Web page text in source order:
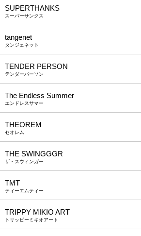
SUPERTHANKS
スーパーサンクス
tangenet
タンジェネット
TENDER PERSON
テンダーパーソン
The Endless Summer
エンドレスサマー
THEOREM
セオレム
THE SWINGGGR
ザ・スウィンガー
TMT
ティーエムティー
TRIPPY MIKIO ART
トリッピーミキオアート